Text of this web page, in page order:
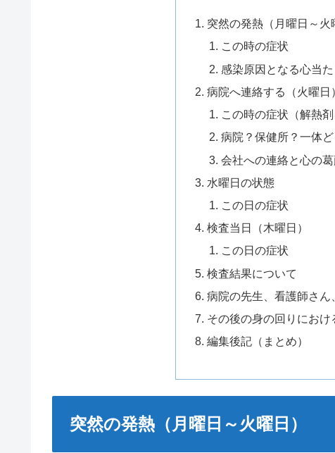
突然の発熱（月曜日～火
この時の症状
感染原因となる心当た
病院へ連絡する（火曜日
この時の症状（解熱剤
病院？保健所？一体
会社への連絡と心の
水曜日の状態
この日の症状
検査当日（木曜日）
この日の症状
検査結果について
病院の先生、看護師さん
その後の身の回りにおけ
編集後記（まとめ）
突然の発熱（月曜日～火曜日）